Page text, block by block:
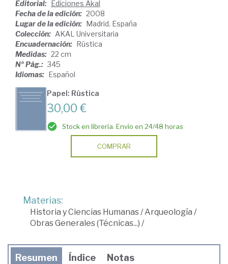
Editorial: Ediciones Akal
Fecha de la edición: 2008
Lugar de la edición: Madrid. España
Colección: AKAL Universitaria
Encuadernación: Rústica
Medidas: 22 cm
Nº Pág.: 345
Idiomas: Español
Papel: Rústica
30,00 €
Stock en librería. Envío en 24/48 horas
COMPRAR
Materias:
Historia y Ciencias Humanas/Arqueología /
Obras Generales (Técnicas...) /
Resumen Índice Notas